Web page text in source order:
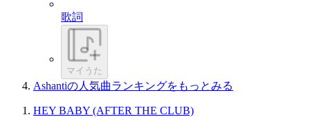
歌詞
マイうた
Ashantiの人気曲ランキングをもっとみる
HEY BABY (AFTER THE CLUB)